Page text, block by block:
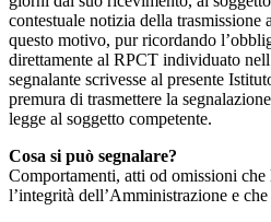
contestuale notizia della trasmissione
questo motivo, pur ricordando
direttamente al RPCT individuato
segnalante scrivesse al presente
premura di trasmettere la
legge al soggetto competente.
Cosa si può segnalare?
Comportamenti, atti od omissioni che
l’integrità dell’Amministrazione e